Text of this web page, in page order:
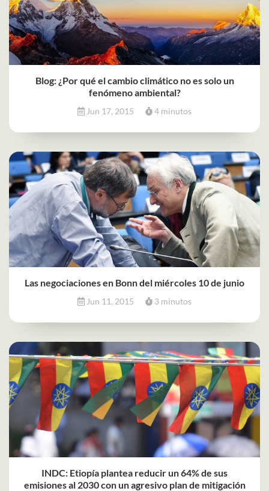
Blog: ¿Por qué el cambio climático no es solo un
fenómeno ambiental?
Jun 17, 2015 4 minutos
Las negociaciones en Bonn del miércoles 10 de junio
Jun 11, 2015 3 minutos
INDC: Etiopía plantea reducir un 64% de sus
emisiones al 2030 con un agresivo plan de mitigación